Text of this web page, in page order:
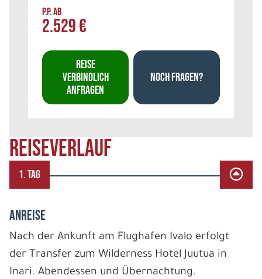
REISEVERLAUF
1. TAG
ANREISE
Nach der Ankunft am Flughafen Ivalo erfolgt
der Transfer zum Wilderness Hotel Juutua in
Inari. Abendessen und Übernachtung.
P.P. AB
2.529 €
REISE
VERBINDLICH
ANFRAGEN
NOCH FRAGEN?